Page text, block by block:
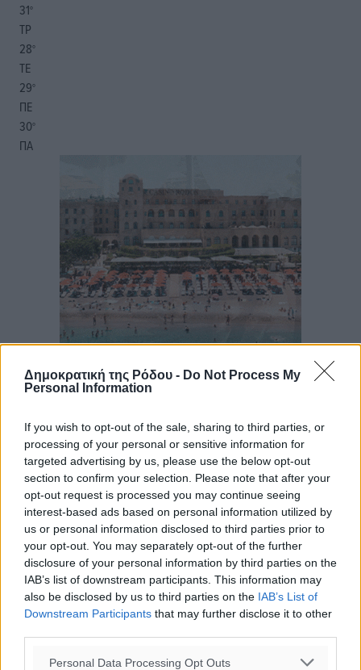
Δημοκρατική της Ρόδου - Do Not Process My
Personal Information
If you wish to opt-out of the sale, sharing to third parties, or
processing of your personal or sensitive information for
targeted advertising by us, please use the below opt-out
section to confirm your selection. Please note that after your
opt-out request is processed you may continue seeing
interest-based ads based on personal information utilized by
us or personal information disclosed to third parties prior to
your opt-out. You may separately opt-out of the further
disclosure of your personal information by third parties on the
IAB’s list of downstream participants. This information may
also be disclosed by us to third parties on the IAB’s List of
Downstream Participants that may further disclose it to other
Personal Data Processing Opt Outs
31°
ΤΡ
28°
ΤΕ
29°
ΠΕ
30°
ΠΑ